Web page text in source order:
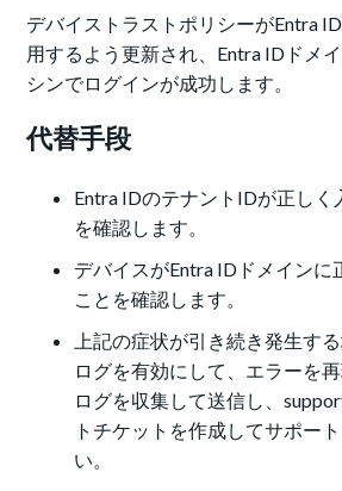
デバイストラストポリシーがEntra
用するよう更新され、Entra IDドメ
シンでログインが成功します。
代替手段
Entra IDのテナントIDが正しく
を確認します。
デバイスがEntra IDドメインに
ことを確認します。
上記の症状が引き続き発生す
ログを有効にして、エラーを
ログを収集して送信し、
トチケットを作成してサポー
い。